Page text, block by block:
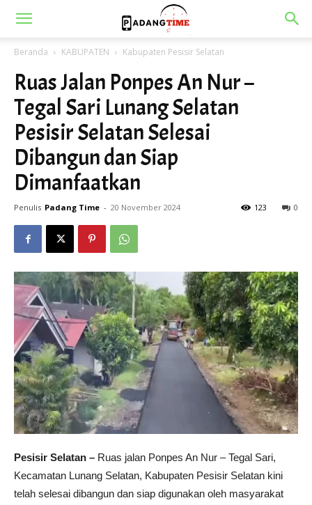
Beranda KABUPATEN Kabupaten Pesisir Selatan
Ruas Jalan Ponpes An Nur –
Tegal Sari Lunang Selatan
Pesisir Selatan Selesai
Dibangun dan Siap
Dimanfaatkan
Penulis Padang Time - 20 November 2024 0
123
Pesisir Selatan – Ruas jalan Ponpes An Nur – Tegal Sari,
Kecamatan Lunang Selatan, Kabupaten Pesisir Selatan kini
telah selesai dibangun dan siap digunakan oleh masyarakat